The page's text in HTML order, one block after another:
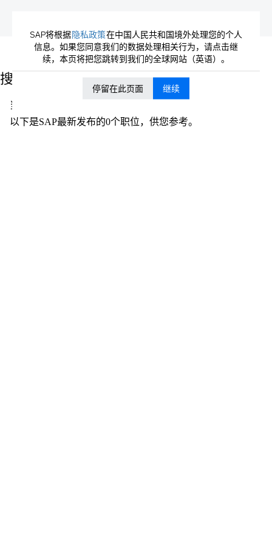
| Feltham, London 位于 SAP（当
前
面）
搜索结果：
当前没有符合 "
以下是SAP最新发布的0个职位，供您参考。
SAP将根据隐私政策在中国人民共和国境外处理您的个人
信息。如果您同意我们的数据处理相关行为，请点击继
续，本页将把您跳转到我们的全球网站（英语）。
停留在此页面 继续